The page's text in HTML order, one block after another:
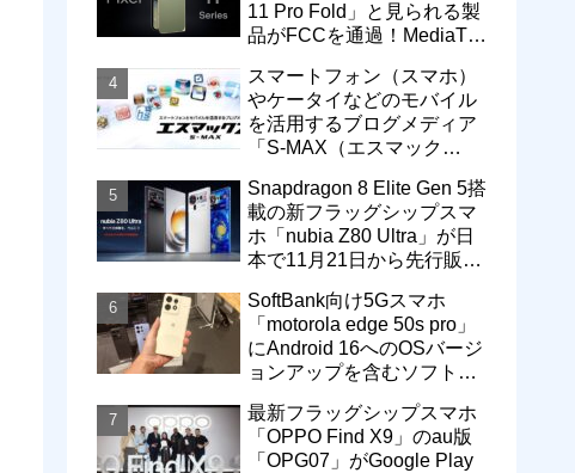
11 Pro Fold」と見られる製
品がFCCを通過！MediaTek
スマートフォン（スマホ）
やケータイなどのモバイル
を活用するブログメディア
「S-MAX（エスマック
Snapdragon 8 Elite Gen 5搭
載の新フラッグシップスマ
ホ「nubia Z80 Ultra」が日
本で11月21日から先行販
SoftBank向け5Gスマホ
「motorola edge 50s pro」
にAndroid 16へのOSバージ
ョンアップを含むソフトウ
最新フラッグシップスマホ
「OPPO Find X9」のau版
「OPG07」がGoogle Play